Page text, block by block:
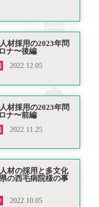
材採用の2023年問
ナ〜後編
2022.12.05
材採用の2023年問
ナ〜前編
2022.11.25
材の採用と多文化
の西毛病院様の事
2022.10.05